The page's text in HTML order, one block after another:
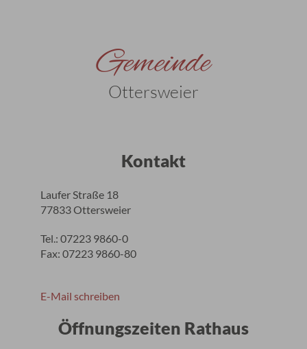
Gemeinde
Ottersweier
Kontakt
Laufer Straße 18
77833 Ottersweier
Tel.: 07223 9860-0
Fax: 07223 9860-80
E-Mail schreiben
Öffnungszeiten Rathaus